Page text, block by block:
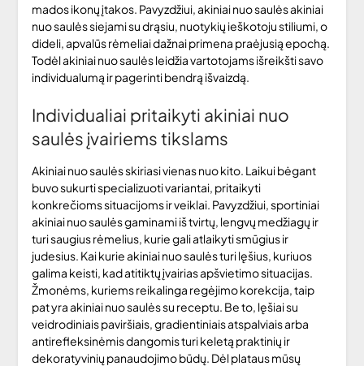
mados ikonų įtakos. Pavyzdžiui, akiniai nuo saulės akiniai
nuo saulės siejami su drąsiu, nuotykių ieškotoju stiliumi, o
dideli, apvalūs rėmeliai dažnai primena praėjusią epochą.
Todėl akiniai nuo saulės leidžia vartotojams išreikšti savo
individualumą ir pagerinti bendrą išvaizdą.
Individualiai pritaikyti akiniai nuo
saulės įvairiems tikslams
Akiniai nuo saulės skiriasi vienas nuo kito. Laikui bėgant
buvo sukurti specializuoti variantai, pritaikyti
konkrečioms situacijoms ir veiklai. Pavyzdžiui, sportiniai
akiniai nuo saulės gaminami iš tvirtų, lengvų medžiagų ir
turi saugius rėmelius, kurie gali atlaikyti smūgius ir
judesius. Kai kurie akiniai nuo saulės turi lęšius, kuriuos
galima keisti, kad atitiktų įvairias apšvietimo situacijas.
Žmonėms, kuriems reikalinga regėjimo korekcija, taip
pat yra akiniai nuo saulės su receptu. Be to, lęšiai su
veidrodiniais paviršiais, gradientiniais atspalviais arba
antirefleksinėmis dangomis turi keletą praktinių ir
dekoratyvinių panaudojimo būdų. Dėl plataus mūsų